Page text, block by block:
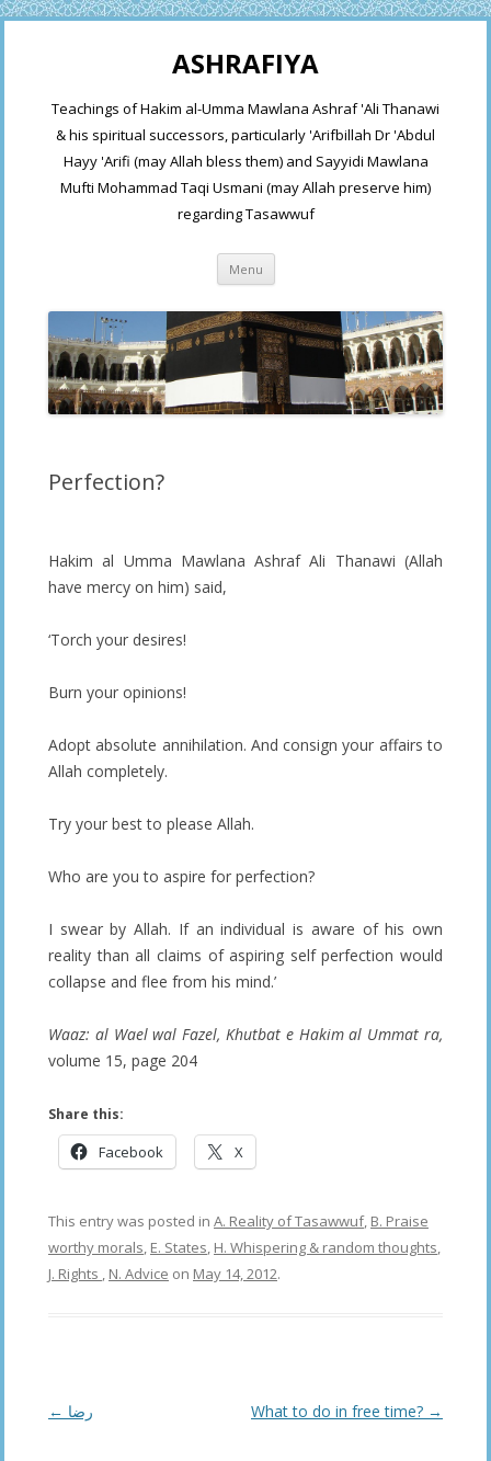
ASHRAFIYA
Teachings of Hakim al-Umma Mawlana Ashraf 'Ali Thanawi
& his spiritual successors, particularly 'Arifbillah Dr 'Abdul
Hayy 'Arifi (may Allah bless them) and Sayyidi Mawlana
Mufti Mohammad Taqi Usmani (may Allah preserve him)
regarding Tasawwuf
Menu Skip
content
Perfection?
Hakim al Umma Mawlana Ashraf Ali Thanawi (Allah
have mercy on him) said,
‘Torch your desires!
Burn your opinions!
Adopt absolute annihilation. And consign your affairs to
Allah completely.
Try your best to please Allah.
Who are you to aspire for perfection?
I swear by Allah. If an individual is aware of his own
reality than all claims of aspiring self perfection would
collapse and flee from his mind.’
Waaz: al Wael wal Fazel, Khutbat e Hakim al Ummat ra,
volume 15, page 204
Share this:
Facebook X
This entry was posted in A. Reality of Tasawwuf, B. Praise
worthy morals, E. States, H. Whispering & random thoughts,
J. Rights , N. Advice on May 14, 2012.
Post
← رضا What to do in free time? →